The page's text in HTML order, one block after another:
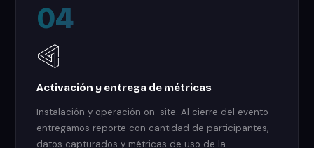
04
Activación y entrega de métricas
Instalación y operación on-site. Al cierre del evento
entregamos reporte con cantidad de participantes,
datos capturados y métricas de uso de la